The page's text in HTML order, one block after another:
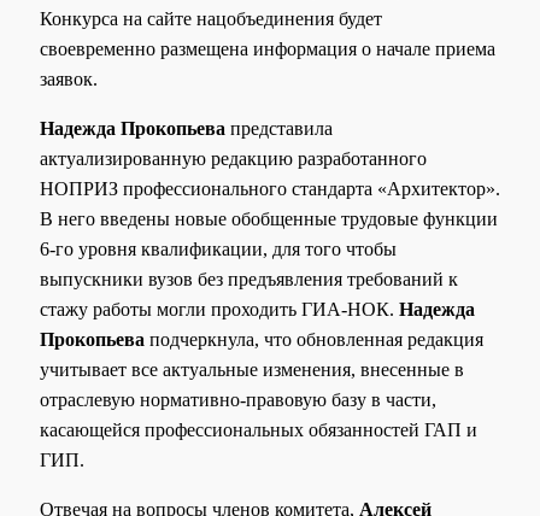
Конкурса на сайте нацобъединения будет
своевременно размещена информация о начале приема
заявок.
Надежда Прокопьева представила
актуализированную редакцию разработанного
НОПРИЗ профессионального стандарта «Архитектор».
В него введены новые обобщенные трудовые функции
6-го уровня квалификации, для того чтобы
выпускники вузов без предъявления требований к
стажу работы могли проходить ГИА-НОК. Надежда
Прокопьева подчеркнула, что обновленная редакция
учитывает все актуальные изменения, внесенные в
отраслевую нормативно-правовую базу в части,
касающейся профессиональных обязанностей ГАП и
ГИП.
Отвечая на вопросы членов комитета, Алексей